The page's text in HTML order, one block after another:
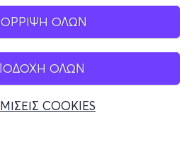
ΟΛΩΝ
ΟΛΩΝ
COOKIES